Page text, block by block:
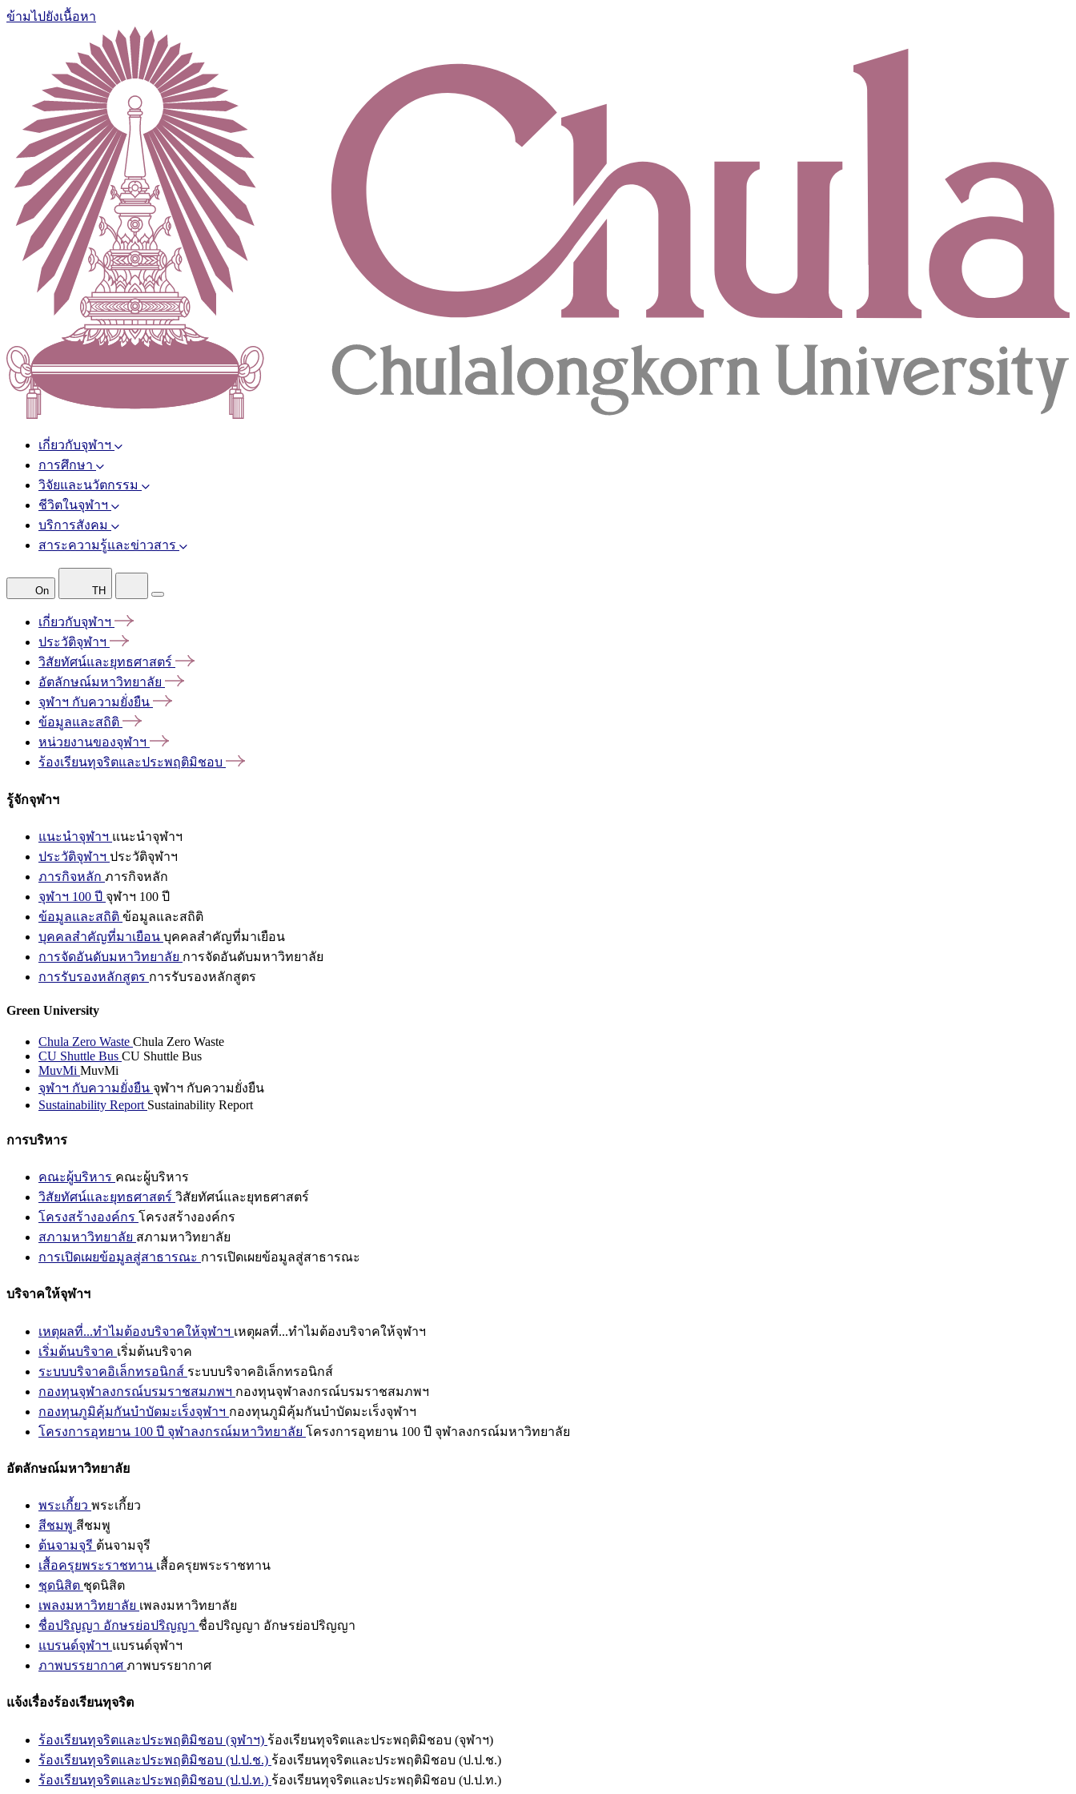
ข้ามไปยังเนื้อหา
เกี่ยวกับจุฬาฯ
การศึกษา
วิจัยและนวัตกรรม
ชีวิตในจุฬาฯ
บริการสังคม
สาระความรู้และข่าวสาร
On TH
เกี่ยวกับจุฬาฯ
ประวัติจุฬาฯ
วิสัยทัศน์และยุทธศาสตร์
อัตลักษณ์มหาวิทยาลัย
จุฬาฯ กับความยั่งยืน
ข้อมูลและสถิติ
หน่วยงานของจุฬาฯ
ร้องเรียนทุจริตและประพฤติมิชอบ
รู้จักจุฬาฯ
แนะนำจุฬาฯ แนะนำจุฬาฯ
ประวัติจุฬาฯ ประวัติจุฬาฯ
ภารกิจหลัก ภารกิจหลัก
จุฬาฯ 100 ปี จุฬาฯ 100 ปี
ข้อมูลและสถิติ ข้อมูลและสถิติ
บุคคลสำคัญที่มาเยือน บุคคลสำคัญที่มาเยือน
การจัดอันดับมหาวิทยาลัย การจัดอันดับมหาวิทยาลัย
การรับรองหลักสูตร การรับรองหลักสูตร
Green University
Chula Zero Waste Chula Zero Waste
CU Shuttle Bus CU Shuttle Bus
MuvMi MuvMi
จุฬาฯ กับความยั่งยืน จุฬาฯ กับความยั่งยืน
Sustainability Report Sustainability Report
การบริหาร
คณะผู้บริหาร คณะผู้บริหาร
วิสัยทัศน์และยุทธศาสตร์ วิสัยทัศน์และยุทธศาสตร์
โครงสร้างองค์กร โครงสร้างองค์กร
สภามหาวิทยาลัย สภามหาวิทยาลัย
การเปิดเผยข้อมูลสู่สาธารณะ การเปิดเผยข้อมูลสู่สาธารณะ
บริจาคให้จุฬาฯ
เหตุผลที่...ทำไมต้องบริจาคให้จุฬาฯ เหตุผลที่...ทำไมต้องบริจาคให้จุฬาฯ
เริ่มต้นบริจาค เริ่มต้นบริจาค
ระบบบริจาคอิเล็กทรอนิกส์ ระบบบริจาคอิเล็กทรอนิกส์
กองทุนจุฬาลงกรณ์บรมราชสมภพฯ กองทุนจุฬาลงกรณ์บรมราชสมภพฯ
กองทุนภูมิคุ้มกันบำบัดมะเร็งจุฬาฯ กองทุนภูมิคุ้มกันบำบัดมะเร็งจุฬาฯ
โครงการอุทยาน 100 ปี จุฬาลงกรณ์มหาวิทยาลัย โครงการอุทยาน 100 ปี จุฬาลงกรณ์มหาวิทยาลัย
อัตลักษณ์มหาวิทยาลัย
พระเกี้ยว พระเกี้ยว
สีชมพู สีชมพู
ต้นจามจุรี ต้นจามจุรี
เสื้อครุยพระราชทาน เสื้อครุยพระราชทาน
ชุดนิสิต ชุดนิสิต
เพลงมหาวิทยาลัย เพลงมหาวิทยาลัย
ชื่อปริญญา อักษรย่อปริญญา ชื่อปริญญา อักษรย่อปริญญา
แบรนด์จุฬาฯ แบรนด์จุฬาฯ
ภาพบรรยากาศ ภาพบรรยากาศ
แจ้งเรื่องร้องเรียนทุจริต
ร้องเรียนทุจริตและประพฤติมิชอบ (จุฬาฯ) ร้องเรียนทุจริตและประพฤติมิชอบ (จุฬาฯ)
ร้องเรียนทุจริตและประพฤติมิชอบ (ป.ป.ช.) ร้องเรียนทุจริตและประพฤติมิชอบ (ป.ป.ช.)
ร้องเรียนทุจริตและประพฤติมิชอบ (ป.ป.ท.) ร้องเรียนทุจริตและประพฤติมิชอบ (ป.ป.ท.)